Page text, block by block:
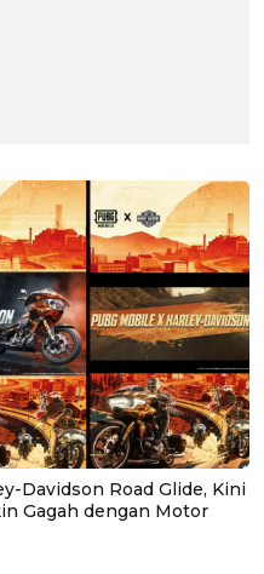
Davidson Road Glide, Kini
Gagah dengan Motor